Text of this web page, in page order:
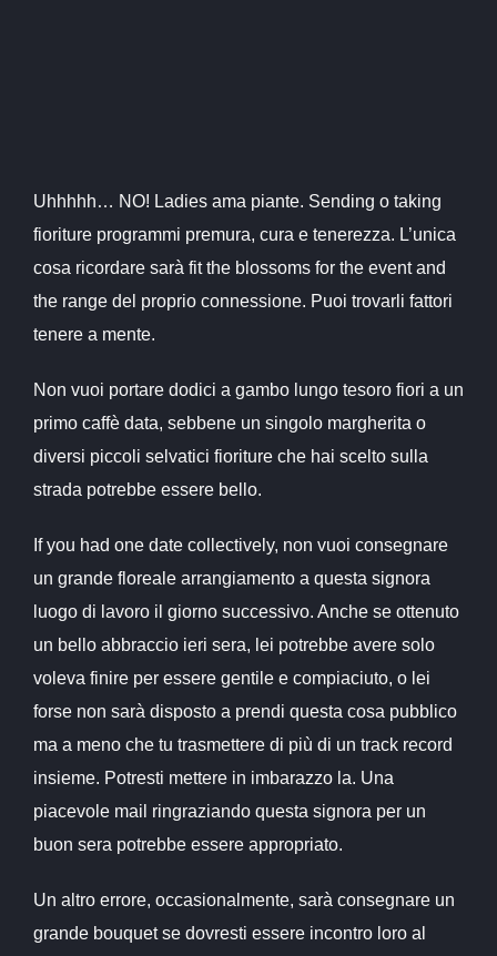
Uhhhhh… NO! Ladies ama piante. Sending o taking
fioriture programmi premura, cura e tenerezza. L’unica
cosa ricordare sarà fit the blossoms for the event and
the range del proprio connessione. Puoi trovarli fattori
tenere a mente.
Non vuoi portare dodici a gambo lungo tesoro fiori a un
primo caffè data, sebbene un singolo margherita o
diversi piccoli selvatici fioriture che hai scelto sulla
strada potrebbe essere bello.
If you had one date collectively, non vuoi consegnare
un grande floreale arrangiamento a questa signora
luogo di lavoro il giorno successivo. Anche se ottenuto
un bello abbraccio ieri sera, lei potrebbe avere solo
voleva finire per essere gentile e compiaciuto, o lei
forse non sarà disposto a prendi questa cosa pubblico
ma a meno che tu trasmettere di più di un track record
insieme. Potresti mettere in imbarazzo la. Una
piacevole mail ringraziando questa signora per un
buon sera potrebbe essere appropriato.
Un altro errore, occasionalmente, sarà consegnare un
grande bouquet se dovresti essere incontro loro al